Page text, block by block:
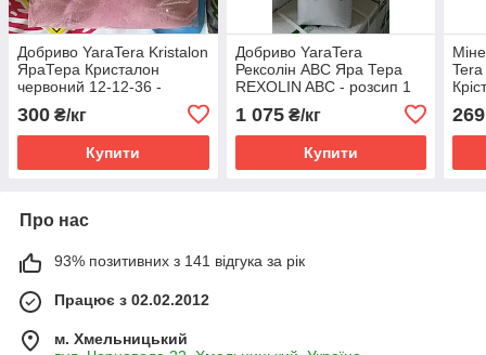
Добриво YaraTera Kristalon
ЯраТера Кристалон
червоний 12-12-36 -
300 ₴/кг
Купити
Добриво YaraTera
Рексолін АВС Яра Тера
REXOLIN ABC - розсип 1
1 075₴/кг
Купити
269
Про нас
93% позитивних з 141 відгука за рік
Працює з 02.02.2012
м. Хмельницький